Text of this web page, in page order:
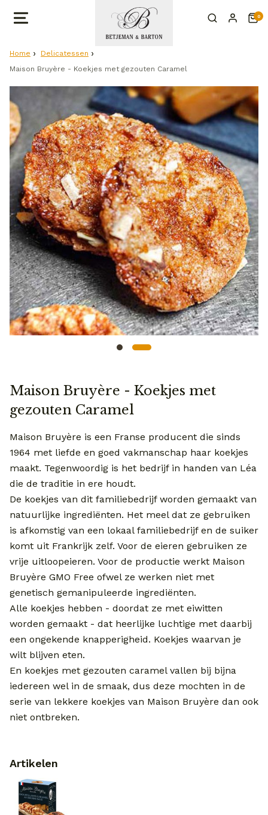
0
Home
Delicatessen
Maison Bruyère - Koekjes met gezouten Caramel
Maison Bruyère - Koekjes met
gezouten Caramel
Maison Bruyère is een Franse producent die sinds
1964 met liefde en goed vakmanschap haar koekjes
maakt. Tegenwoordig is het bedrijf in handen van Léa
die de traditie in ere houdt.
De koekjes van dit familiebedrijf worden gemaakt van
natuurlijke ingrediënten. Het meel dat ze gebruiken
is afkomstig van een lokaal familiebedrijf en de suiker
komt uit Frankrijk zelf. Voor de eieren gebruiken ze
vrije uitloopeieren. Voor de productie werkt Maison
Bruyère GMO Free ofwel ze werken niet met
genetisch gemanipuleerde ingrediënten.
Alle koekjes hebben - doordat ze met eiwitten
worden gemaakt - dat heerlijke luchtige met daarbij
een ongekende knapperigheid. Koekjes waarvan je
wilt blijven eten.
En koekjes met gezouten caramel vallen bij bijna
iedereen wel in de smaak, dus deze mochten in de
serie van lekkere koekjes van Maison Bruyère dan ook
niet ontbreken.
Artikelen